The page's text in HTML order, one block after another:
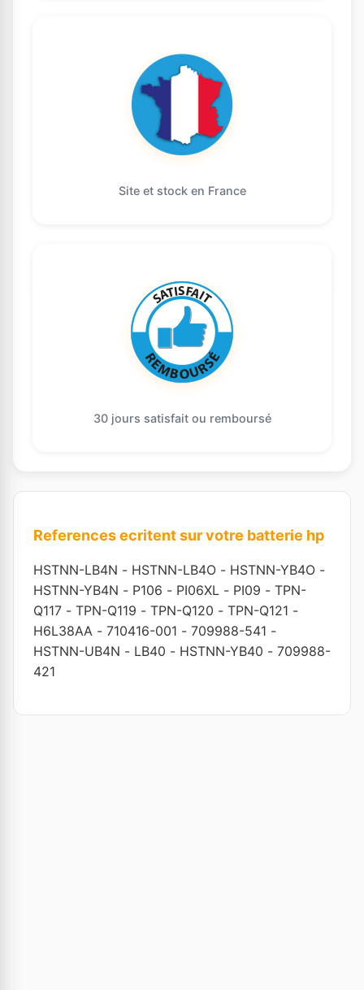
Site et stock en France
30 jours satisfait ou remboursé
References ecritent sur votre batterie hp
HSTNN-LB4N - HSTNN-LB4O - HSTNN-YB4O -
HSTNN-YB4N - P106 - PI06XL - PI09 - TPN-
Q117 - TPN-Q119 - TPN-Q120 - TPN-Q121 -
H6L38AA - 710416-001 - 709988-541 -
HSTNN-UB4N - LB40 - HSTNN-YB40 - 709988-
421